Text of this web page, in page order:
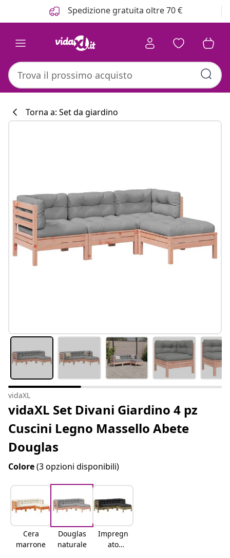
Spedizione gratuita oltre 70 €
Torna a: Set da giardino
vidaXL
vidaXL Set Divani Giardino 4 pz
Cuscini Legno Massello Abete
Douglas
Colore(3 opzioni disponibili)
Cera
marrone
Douglas
naturale
Impregn
ato